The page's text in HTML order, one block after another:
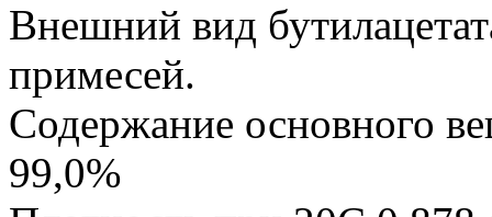
Внешний вид
примесей.
Содержание основного
99,0%